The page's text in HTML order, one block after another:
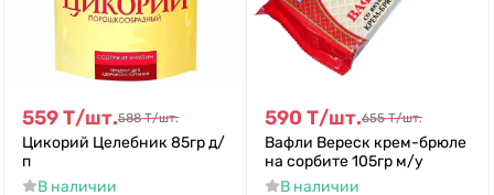
559Т/шт.588 Т/шт.
Цикорий Целебник 85гр д/
п
В наличии
590 Т/шт.655 Т/шт.
Вафли Вереск крем-брюле
на сорбите 105гр м/у
В наличии